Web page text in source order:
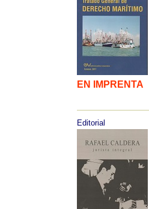
EN IMPRENTA
Editorial